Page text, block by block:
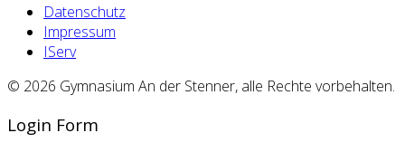
Datenschutz
Impressum
IServ
© 2026 Gymnasium An der Stenner, alle Rechte vorbehalten.
Login Form